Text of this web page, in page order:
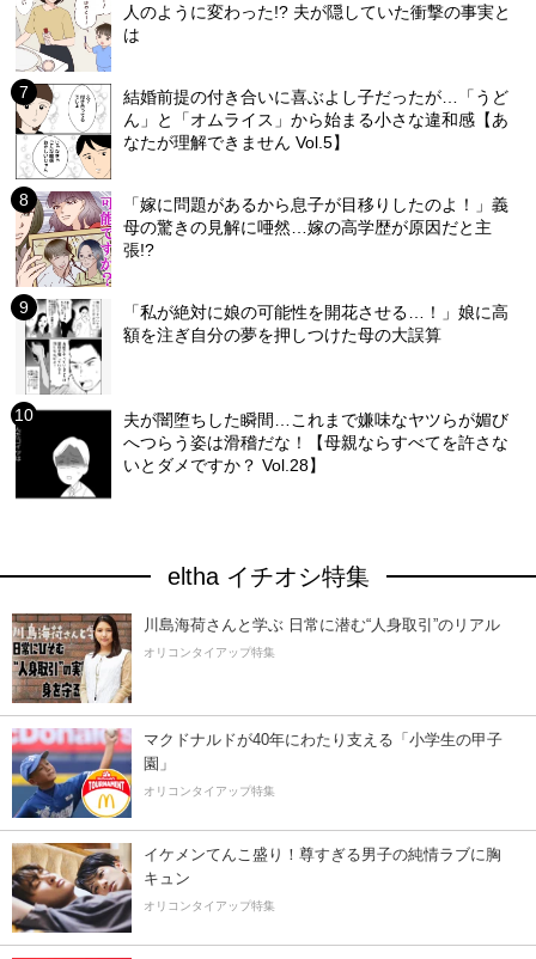
人のように変わった!? 夫が隠していた衝撃の事実と
は
結婚前提の付き合いに喜ぶよし子だったが…「うど
ん」と「オムライス」から始まる小さな違和感【あ
なたが理解できません Vol.5】
「嫁に問題があるから息子が目移りしたのよ！」義
母の驚きの見解に唖然…嫁の高学歴が原因だと主
張!?
「私が絶対に娘の可能性を開花させる…！」娘に高
額を注ぎ自分の夢を押しつけた母の大誤算
夫が闇堕ちした瞬間…これまで嫌味なヤツらが媚び
へつらう姿は滑稽だな！【母親ならすべてを許さな
いとダメですか？ Vol.28】
eltha イチオシ特集
川島海荷さんと学ぶ 日常に潜む“人身取引”のリアル
オリコンタイアップ特集
マクドナルドが40年にわたり支える「小学生の甲子
園」
オリコンタイアップ特集
イケメンてんこ盛り！尊すぎる男子の純情ラブに胸
キュン
オリコンタイアップ特集